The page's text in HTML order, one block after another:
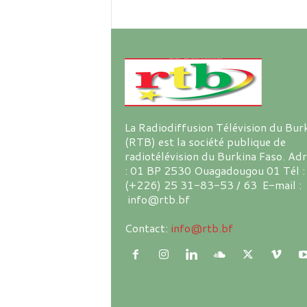
La Radiodiffusion Télévision du
(RTB) est la société publique de
radiotélévision du Burkina Faso.
: 01 BP 2530 Ouagadougou 01 Tél :
(+226) 25 31-83-53 / 63 E-mail :
info@rtb.bf
Contact: info@rtb.bf